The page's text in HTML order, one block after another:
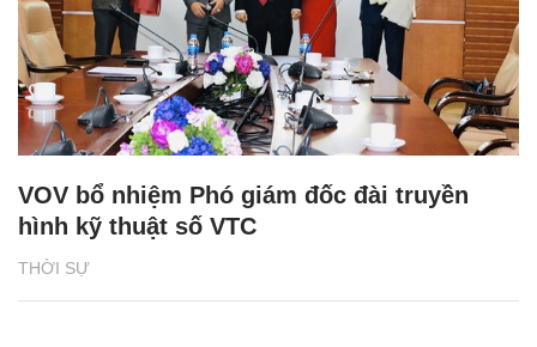
THỜI SỰ
VOV bổ nhiệm Phó giám đốc đài truyền
hình kỹ thuật số VTC